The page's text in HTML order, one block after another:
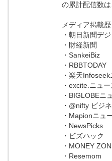
の累計配信数
メディア掲載歴
・朝日新聞デ
・財経新聞
・SankeiBiz
・RBBTODAY
・楽天
・excite.ニュー
・BIGLOBEニ
・@nifty ビジ
・Mapionニュ
・NewsPicks
・ビズハック
・MONEY
・Resemom